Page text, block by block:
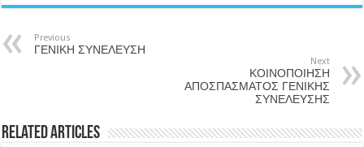
Previous
ΓΕΝΙΚΗ ΣΥΝΕΛΕΥΣΗ
Next
ΚΟΙΝΟΠΟΙΗΣΗ
ΑΠΟΣΠΑΣΜΑΤΟΣ ΓΕΝΙΚΗΣ
ΣΥΝΕΛΕΥΣΗΣ
Related Articles